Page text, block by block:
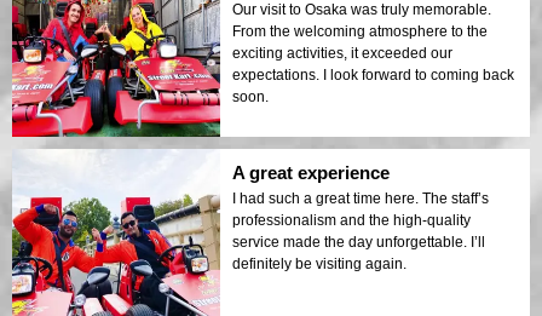
Our visit to Osaka was truly memorable.
From the welcoming atmosphere to the
exciting activities, it exceeded our
expectations. I look forward to coming back
soon.
A great experience
I had such a great time here. The staff’s
professionalism and the high-quality
service made the day unforgettable. I’ll
definitely be visiting again.